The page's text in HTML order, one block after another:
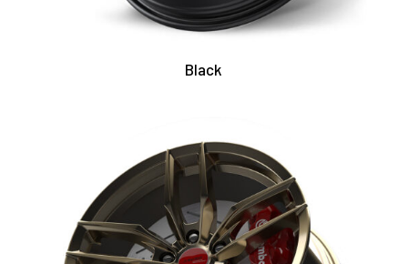
Black